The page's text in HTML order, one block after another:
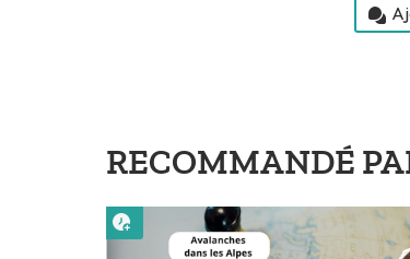
RECOMMANDÉ
Lire plus tard